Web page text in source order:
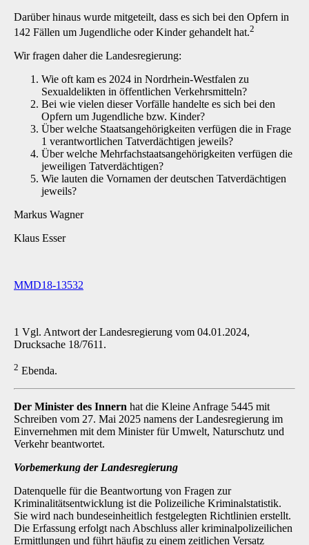
Darüber hinaus wurde mitgeteilt, dass es sich bei den Opfern in
142 Fällen um Jugendliche oder Kinder gehandelt hat.2
Wir fragen daher die Landesregierung:
Wie oft kam es 2024 in Nordrhein-Westfalen zu
Sexualdelikten in öffentlichen Verkehrsmitteln?
Bei wie vielen dieser Vorfälle handelte es sich bei den
Opfern um Jugendliche bzw. Kinder?
Über welche Staatsangehörigkeiten verfügen die in Frage
1 verantwortlichen Tatverdächtigen jeweils?
Über welche Mehrfachstaatsangehörigkeiten verfügen die
jeweiligen Tatverdächtigen?
Wie lauten die Vornamen der deutschen Tatverdächtigen
jeweils?
Markus Wagner
Klaus Esser
MMD18-13532
1 Vgl. Antwort der Landesregierung vom 04.01.2024,
Drucksache 18/7611.
2 Ebenda.
Der Minister des Innern hat die Kleine Anfrage 5445 mit
Schreiben vom 27. Mai 2025 namens der Landesregierung im
Einvernehmen mit dem Minister für Umwelt, Naturschutz und
Verkehr beantwortet.
Vorbemerkung der Landesregierung
Datenquelle für die Beantwortung von Fragen zur
Kriminalitätsentwicklung ist die Polizeiliche Kriminalstatistik.
Sie wird nach bundeseinheitlich festgelegten Richtlinien erstellt.
Die Erfas­sung erfolgt nach Abschluss aller kriminalpolizeilichen
Ermittlungen und führt häufig zu einem zeitlichen Versatz